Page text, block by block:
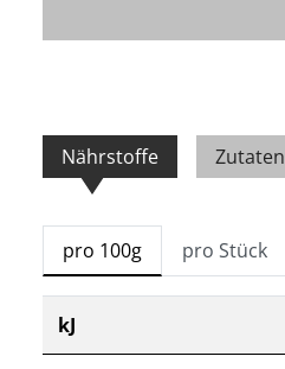
Nährstoffe Zutaten
pro 100g pro Stück
kJ